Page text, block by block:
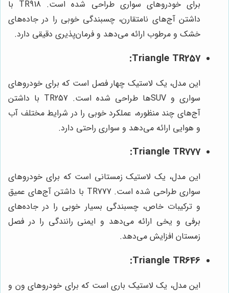
برای خودروهای سواری طراحی شده است. TR918 با
داشتن آج‌های نامتقارن، چسبندگی خوبی را در جاده‌های
خشک و مرطوب ارائه می‌دهد و فرمان‌پذیری دقیقی دارد.
Triangle TR257:
این مدل، یک لاستیک چهار فصل است که برای خودروهای
سواری و SUVها طراحی شده است. TR257 با داشتن
آج‌های چند منظوره، عملکرد خوبی را در شرایط مختلف آب
و هوایی ارائه می‌دهد و سواری راحتی دارد.
Triangle TR777:
این مدل، یک لاستیک زمستانی است که برای خودروهای
سواری طراحی شده است. TR777 با داشتن آج‌های عمیق
و ترکیبات خاص، چسبندگی بسیار خوبی را در جاده‌های
برفی و یخی ارائه می‌دهد و ایمنی رانندگی را در فصل
زمستان افزایش می‌دهد.
Triangle TR646:
این مدل، یک لاستیک باری است که برای خودروهای ون و